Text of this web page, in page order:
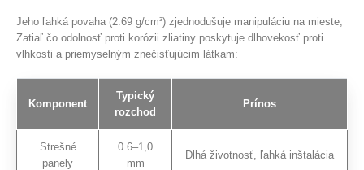
Jeho ľahká povaha (2.69 g/cm³) zjednodušuje manipuláciu na mieste,
Zatiaľ čo odolnosť proti korózii zliatiny poskytuje dlhovekosť proti
vlhkosti a priemyselným znečisťujúcim látkam:
Komponent
Typický
rozchod
Prínos
Strešné
panely
0.6–1,0
mm
Dlhá životnosť, ľahká inštalácia